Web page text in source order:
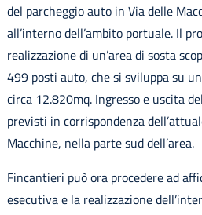
del parcheggio auto in Via delle
all’interno dell’ambito portuale. Il
realizzazione di un’area di sosta
499 posti auto, che si sviluppa su
circa 12.820mq. Ingresso e uscita
previsti in corrispondenza
Macchine, nella parte sud dell’area.
Fincantieri può ora procedere ad
esecutiva e la realizzazione